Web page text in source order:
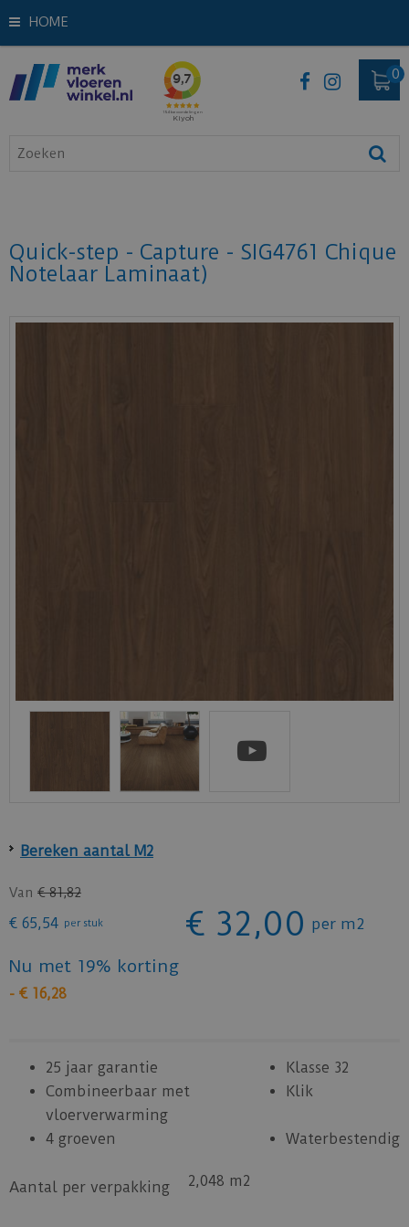
HOME
Quick-step - Capture - SIG4761 Chique
Notelaar Laminaat)
Bereken aantal M2
Van € 81,82
€ 65,54 per stuk € 32,00 per m2
Nu met 19% korting
- € 16,28
25 jaar garantie
Klasse 32
Combineerbaar met
vloerverwarming
Klik
4 groeven Waterbestendig
Aantal per verpakking 2,048 m2